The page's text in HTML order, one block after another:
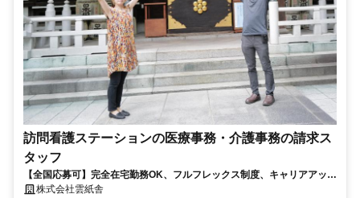
訪問看護ステーションの医療事務・介護事務の請求ス
タッフ
【全国応募可】完全在宅勤務OK、フルフレックス制度、キャリアアップ
可のお仕事です！
株式会社雲紙舎